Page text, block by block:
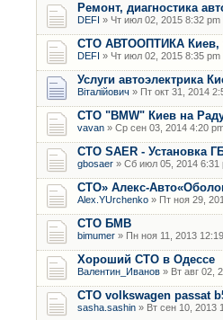
Ремонт, диагностика
DEFI » Чт июл 02, 2015 8:32 pm
СТО АВТООПТИКА Киев,
DEFI » Чт июл 02, 2015 8:35 pm
Услуги автоэлектрика
Віталійович » Пт окт 31, 2014
СТО "BMW" Киев на
vavan » Ср сен 03, 2014 4:20
СТО SAER - Установка
gbosaer » Сб июл 05, 2014 6:31
СТО» Алекс-
Alex.YUrchenko » Пт ноя 29,
CТО БМВ
bimumer » Пн ноя 11, 2013
Хороший СТО в Одессе
Валентин_Иванов » Вт авг 02,
СТО volkswagen passat
sasha.sashin » Вт сен 10, 2013